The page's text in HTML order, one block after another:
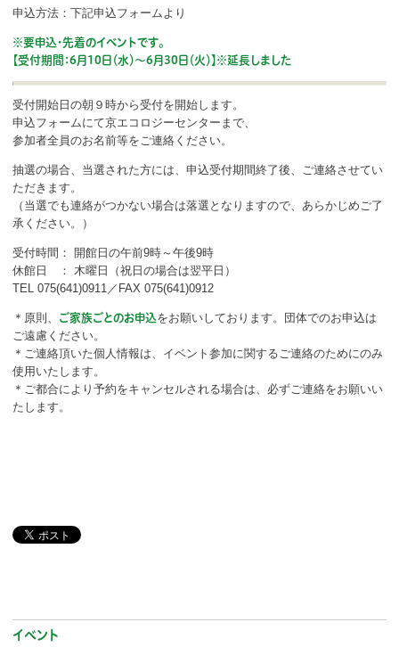
申込方法：下記申込フォームより
※要申込・先着のイベントです。
【受付期間：6月10日（水）～6月30日（火）】※延長しました
受付開始日の朝９時から受付を開始します。
申込フォームにて京エコロジーセンターまで、
参加者全員のお名前等をご連絡ください。
抽選の場合、当選された方には、申込受付期間終了後、ご連絡させてい
ただきます。
（当選でも連絡がつかない場合は落選となりますので、あらかじめご了
承ください。）
受付時間： 開館日の午前9時～午後9時
休館日 ： 木曜日（祝日の場合は翌平日）
TEL 075(641)0911／FAX 075(641)0912
＊原則、 ご家族ごとのお申込をお願いしております。団体でのお申込は
ご遠慮ください。
＊ご連絡頂いた個人情報は、イベント参加に関するご連絡のためにのみ
使用いたします。
＊ご都合により予約をキャンセルされる場合は、必ずご連絡をお願いい
たします。
イベント